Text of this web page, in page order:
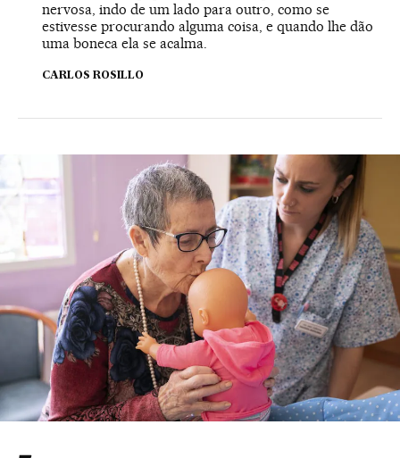
nervosa, indo de um lado para outro, como se
estivesse procurando alguma coisa, e quando lhe dão
uma boneca ela se acalma.
CARLOS ROSILLO